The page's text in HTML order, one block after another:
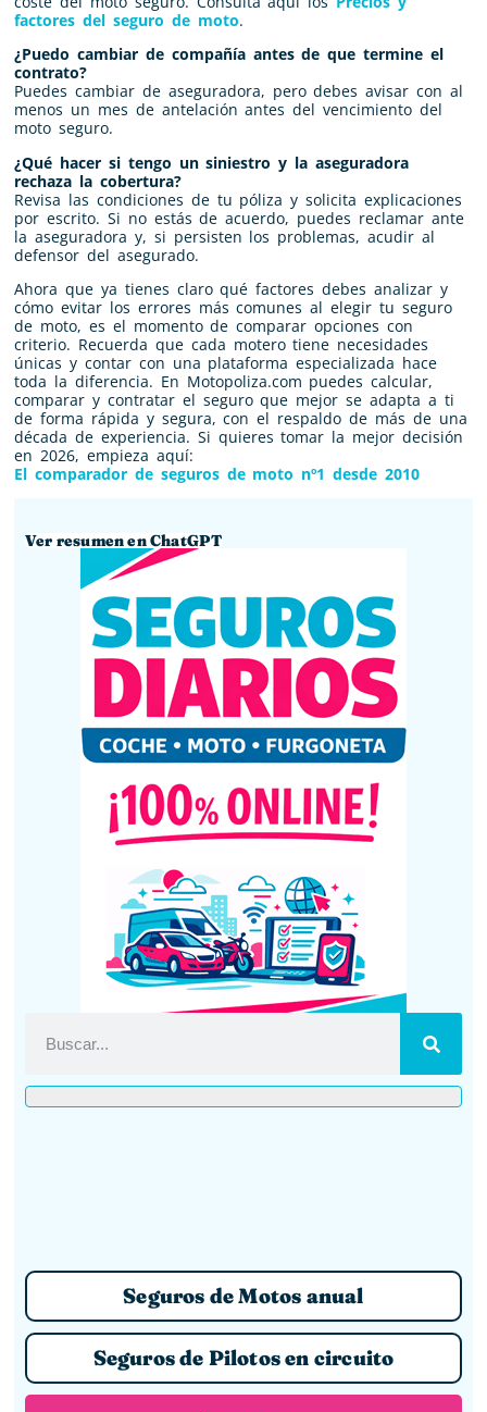
factores del seguro de moto.
¿Puedo cambiar de compañía antes de que termine el
contrato?
Puedes cambiar de aseguradora, pero debes avisar con al
menos un mes de antelación antes del vencimiento del
moto seguro.
¿Qué hacer si tengo un siniestro y la aseguradora
rechaza la cobertura?
Revisa las condiciones de tu póliza y solicita explicaciones
por escrito. Si no estás de acuerdo, puedes reclamar ante
la aseguradora y, si persisten los problemas, acudir al
defensor del asegurado.
Ahora que ya tienes claro qué factores debes analizar y
cómo evitar los errores más comunes al elegir tu seguro
de moto, es el momento de comparar opciones con
criterio. Recuerda que cada motero tiene necesidades
únicas y contar con una plataforma especializada hace
toda la diferencia. En Motopoliza.com puedes calcular,
comparar y contratar el seguro que mejor se adapta a ti
de forma rápida y segura, con el respaldo de más de una
década de experiencia. Si quieres tomar la mejor decisión
en 2026, empieza aquí:
El comparador de seguros de moto nº1 desde 2010
Ver resumen en ChatGPT
Seguros de Motos anual
Seguros de Pilotos en circuito